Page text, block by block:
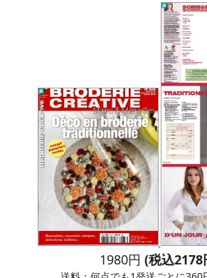
1980円 (税込2178